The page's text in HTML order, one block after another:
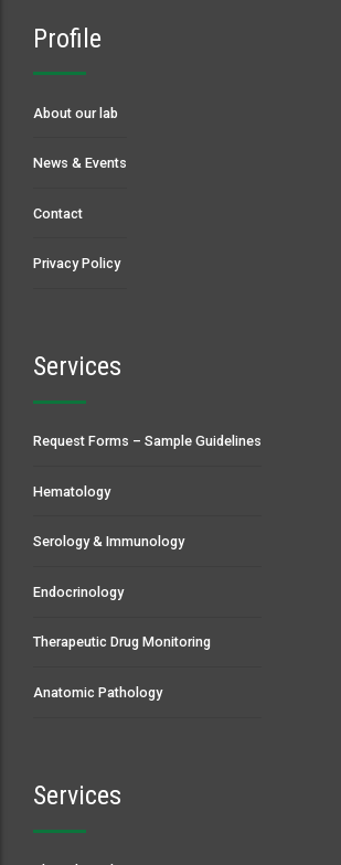
Profile
About our lab
News & Events
Contact
Privacy Policy
Services
Request Forms – Sample Guidelines
Hematology
Serology & Immunology
Endocrinology
Therapeutic Drug Monitoring
Anatomic Pathology
Services